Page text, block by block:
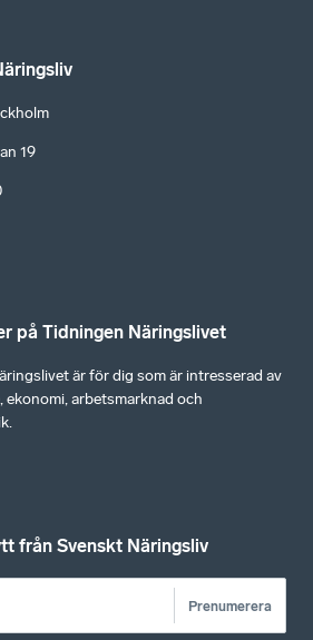
19
på Tidningen Näringslivet
är för dig som är intresserad av
ekonomi, arbetsmarknad och
från Svenskt Näringsliv
Prenumerera